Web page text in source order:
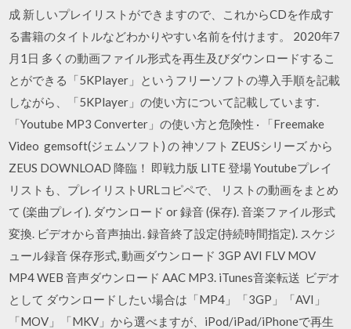
成 新しいプレイリストができますので、これからCDを作成す
る書籍のタイトルなどわかりやすい名前を付けます。 2020年7
月1日 多くの動画ファイル形式を再生及びダウンロードするこ
とができる「5KPlayer」というフリーソフトの導入手順を記載
しながら、「5KPlayer」の使い方について記載しています.
「Youtube MP3 Converter」の使い方と危険性 · 「Freemake
Video gemsoft(ジェムソフト) の 神ソフト ZEUSシリーズ から
ZEUS DOWNLOAD 降臨！ 即戦力版 LITE 登場 Youtubeプレイ
リストも、プレイリストURLコピペで、 リストの動画をまとめ
て (楽曲プレイ). ダウンロード or 録音 (保存). 音楽ファイル形式
変換. ビデオから音声抽出. 録音終了設定(持続時間指定). スケジ
ュール録音 保存形式, 動画ダウンロード 3GP AVI FLV MOV
MP4 WEB 音声ダウンロード AAC MP3. iTunes音楽転送 ビデオ
として ダウンロードしたい場合は「MP4」「3GP」「AVI」
「MOV」「MKV」から選べますが、iPod/iPad/iPhoneで再生